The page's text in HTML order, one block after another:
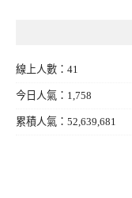
線上人數：41
今日人氣：1,758
累積人氣：52,639,681